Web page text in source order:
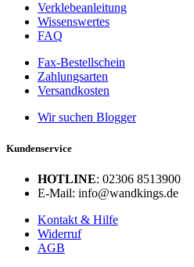
Verklebeanleitung
Wissenswertes
FAQ
Fax-Bestellschein
Zahlungsarten
Versandkosten
Wir suchen Blogger
Kundenservice
HOTLINE: 02306 8513900
E-Mail: info@wandkings.de
Kontakt & Hilfe
Widerruf
AGB